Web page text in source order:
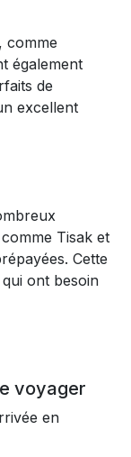
comme
également
de
excellent
Tisak et
Cette
ont besoin
voyager
en